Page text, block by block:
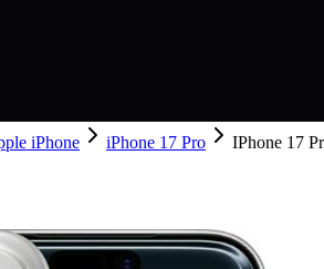
iPhone iPhone 17 Pro
IPhone 17